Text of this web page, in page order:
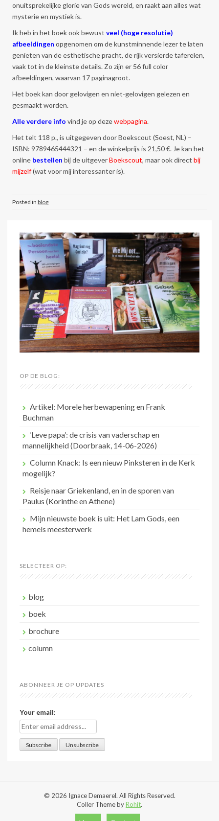
onuitsprekelijke glorie van Gods wereld, en raakt aan alles wat
mysterie en mystiek is.
Ik heb in het boek ook bewust veel (hoge resolutie)
afbeeldingen opgenomen om de kunstminnende lezer te laten
genieten van de esthetische pracht, de rijk versierde taferelen,
vaak tot in de kleinste details. Zo zijn er 56 full color
afbeeldingen, waarvan 17 paginagroot.
Het boek kan door gelovigen en niet-gelovigen gelezen en
gesmaakt worden.
Alle verdere info vind je op dezewebpagina.
Het telt 118 p., is uitgegeven door Boekscout (Soest, NL) –
ISBN: 9789465444321 – en de winkelprijs is 21,50 €. Je kan het
online bestellen bij de uitgeverBoekscout, maar ook direct bij
mijzelf(wat voor mij interessanter is).
Posted in blog
OP DE BLOG:
Artikel: Morele herbewapening en Frank
Buchman
‘Leve papa’: de crisis van vaderschap en
mannelijkheid (Doorbraak, 14-06-2026)
Column Knack: Is een nieuw Pinksteren in de Kerk
mogelijk?
Reisje naar Griekenland, en in de sporen van
Paulus (Korinthe en Athene)
Mijn nieuwste boek is uit: Het Lam Gods, een
hemels meesterwerk
SELECTEER OP:
blog
boek
brochure
column
ABONNEER JE OP UPDATES
Your email:
© 2026 Ignace Demaerel. All Rights Reserved.
Coller Theme byRohit.